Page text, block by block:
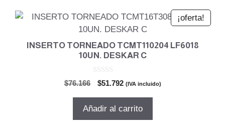
¡oferta!
INSERTO TORNEADO TCMT110204 LF6018
10UN. DESKAR C
$76.166
El
original
era:
$51.792El
actual
es:
(IVA incluido)
Añadir al carrito